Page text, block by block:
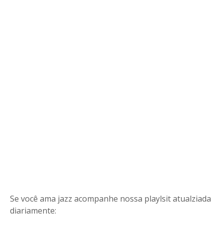
Se você ama jazz acompanhe nossa playlsit atualziada
diariamente: